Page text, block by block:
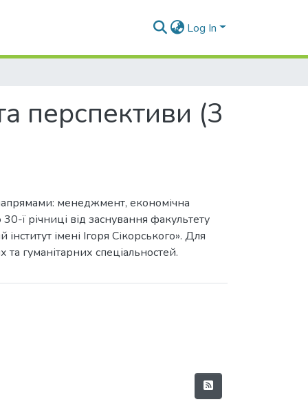
Log In
перспективи (3
менеджмент, економічна
ї річниці від заснування факультету
імені Ігоря Сікорського». Для
та гуманітарних спеціальностей.